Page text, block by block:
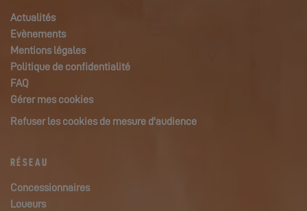
Actualités
Evènements
Mentions légales
Politique de confidentialité
FAQ
Gérer mes cookies
Refuser les cookies de mesure d'audience
RÉSEAU
Concessionnaires
Loueurs